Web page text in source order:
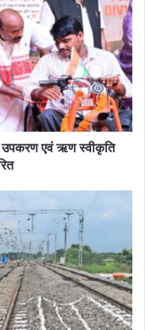
उपकरण एवं ऋण स्वीकृति